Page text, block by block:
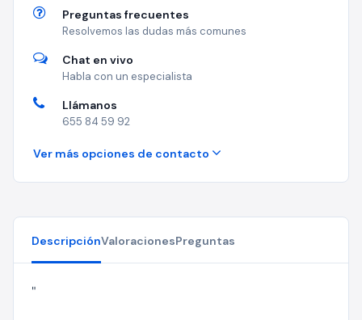
Preguntas frecuentes
Resolvemos las dudas más comunes
Chat en vivo
Habla con un especialista
Llámanos
655 84 59 92
Ver más opciones de contacto
DescripciónValoracionesPreguntas
"